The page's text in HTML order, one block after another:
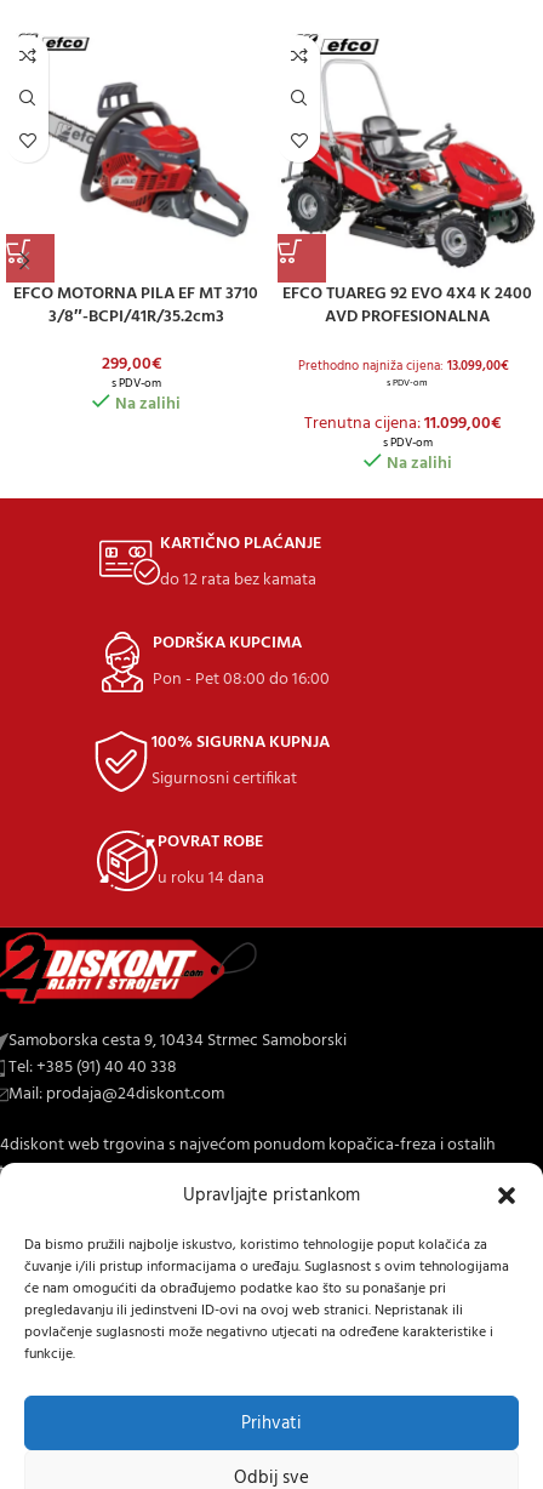
Upravljajte pristankom
Da bismo pružili najbolje iskustvo, koristimo tehnologije poput kolačića za
čuvanje i/ili pristup informacijama o uređaju. Suglasnost s ovim tehnologijama
će nam omogućiti da obrađujemo podatke kao što su ponašanje pri
pregledavanju ili jedinstveni ID-ovi na ovoj web stranici. Nepristanak ili
povlačenje suglasnosti može negativno utjecati na određene karakteristike i
funkcije.
Prihvati
Odbij sve
EFCO MOTORNA PILA EF MT 3710
3/8″-BCPI/41R/35.2cm3
299,00€
s PDV-om
Na zalihi
EFCO TUAREG 92 EVO 4X4 K 2400
AVD PROFESIONALNA
Prethodno najniža cijena: 13.099,00€
s PDV-om
Trenutna cijena:11.099,00€
s PDV-om
Na zalihi
KARTIČNO PLAĆANJE
do 12 rata bez kamata
PODRŠKA KUPCIMA
Pon - Pet 08:00 do 16:00
100% SIGURNA KUPNJA
Sigurnosni certifikat
POVRAT ROBE
u roku 14 dana
Samoborska cesta 9, 10434 Strmec Samoborski
Tel: +385 (91) 40 40 338
Mail: prodaja@24diskont.com
web trgovina s najvećom ponudom kopačica-freza i ostalih
za dom i vrt.
INFORMACIJE O KUPNJI
OSTALE INFORMACIJE
Hrvatski